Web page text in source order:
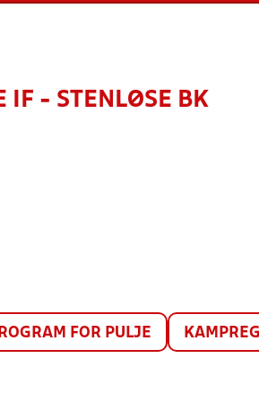
IF - STENLØSE BK
FOR PULJE